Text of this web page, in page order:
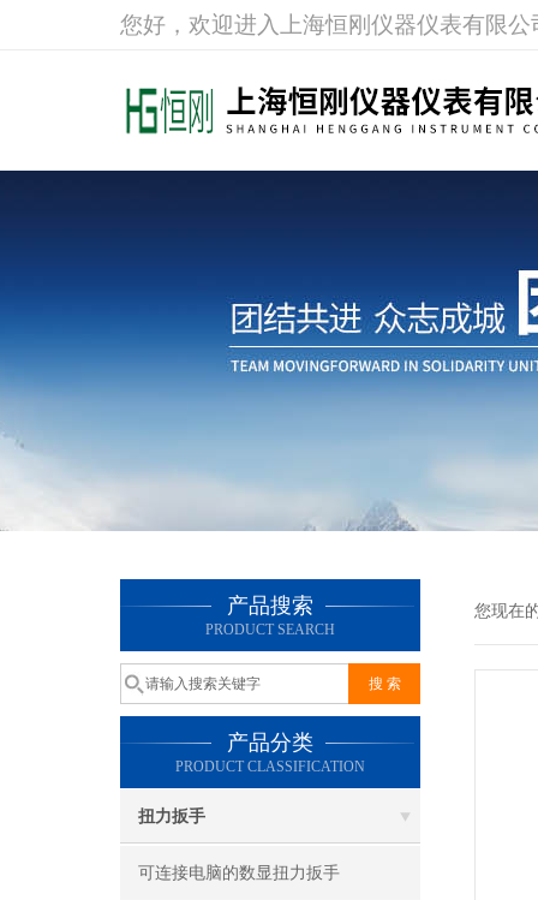
您好，欢迎进入上海恒刚仪器仪表有限公
产品搜索
PRODUCT SEARCH
产品分类
PRODUCT CLASSIFICATION
扭力扳手
可连接电脑的数显扭力扳手
您现在